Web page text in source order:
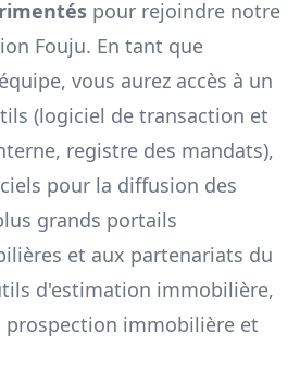
pour rejoindre notre
Fouju. En tant que
vous aurez accès à un
(logiciel de transaction et
registre des mandats),
pour la diffusion des
grands portails
et aux partenariats du
d'estimation immobilière,
prospection immobilière et